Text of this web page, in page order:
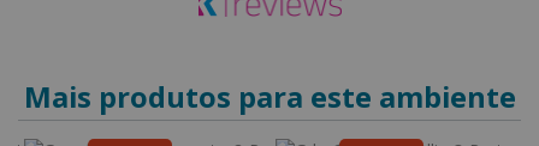
Mais produtos para este ambiente